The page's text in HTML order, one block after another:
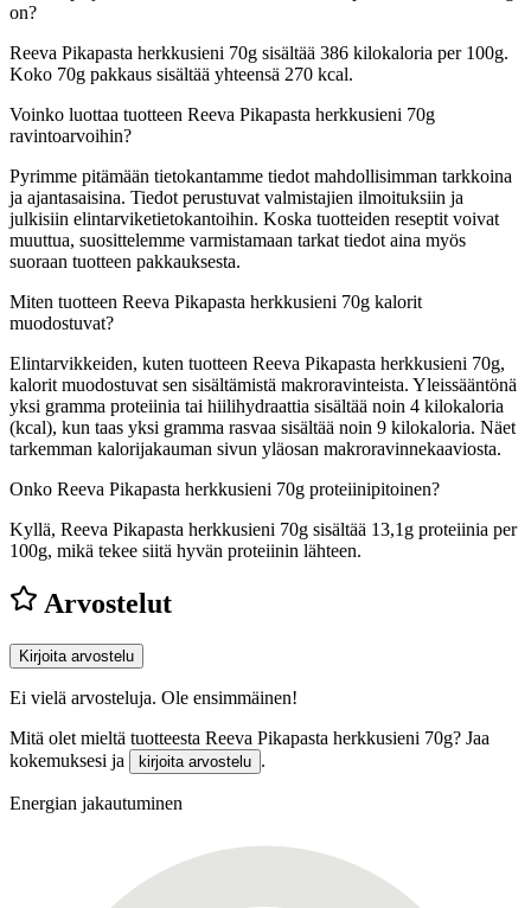
on?
Reeva Pikapasta herkkusieni 70g sisältää 386 kilokaloria per 100g.
Koko 70g pakkaus sisältää yhteensä 270 kcal.
Voinko luottaa tuotteen Reeva Pikapasta herkkusieni 70g
ravintoarvoihin?
Pyrimme pitämään tietokantamme tiedot mahdollisimman tarkkoina
ja ajantasaisina. Tiedot perustuvat valmistajien ilmoituksiin ja
julkisiin elintarviketietokantoihin. Koska tuotteiden reseptit voivat
muuttua, suosittelemme varmistamaan tarkat tiedot aina myös
suoraan tuotteen pakkauksesta.
Miten tuotteen Reeva Pikapasta herkkusieni 70g kalorit
muodostuvat?
Elintarvikkeiden, kuten tuotteen Reeva Pikapasta herkkusieni 70g,
kalorit muodostuvat sen sisältämistä makroravinteista. Yleissääntönä
yksi gramma proteiinia tai hiilihydraattia sisältää noin 4 kilokaloria
(kcal), kun taas yksi gramma rasvaa sisältää noin 9 kilokaloria. Näet
tarkemman kalorijakauman sivun yläosan makroravinnekaaviosta.
Onko Reeva Pikapasta herkkusieni 70g proteiinipitoinen?
Kyllä, Reeva Pikapasta herkkusieni 70g sisältää 13,1g proteiinia per
100g, mikä tekee siitä hyvän proteiinin lähteen.
Arvostelut
Kirjoita arvostelu
Ei vielä arvosteluja. Ole ensimmäinen!
Mitä olet mieltä tuotteesta Reeva Pikapasta herkkusieni 70g? Jaa
kokemuksesi ja
kirjoita arvostelu .
Energian jakautuminen